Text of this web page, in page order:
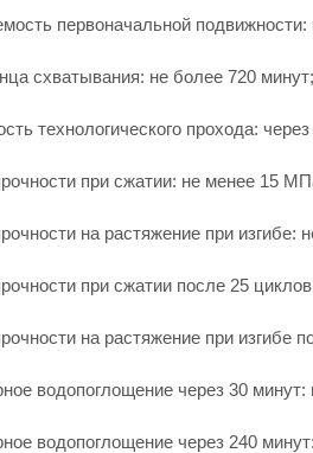
первоначальной
схватывания: не более 720 минут;
технологического прохода:
при сжатии: не менее 15
на растяжение при изгибе:
при сжатии после 25
на растяжение при изгибе
водопоглощение через 30 минут:
водопоглощение через 240